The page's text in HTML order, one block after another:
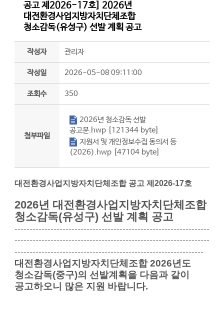
공고 제2026-17호] 2026년
대전환경사업지방자치단체조합
청소감독(유성구) 선발 계획 공고
작성자 관리자
작성일 2026-05-08 09:11:00
조회수 350
첨부파일
첨부파일
2026년 청소감독 선발
공고문.hwp [121344 byte]
첨부파일
지원서 및 개인정보수집 동의서 등
(2026).hwp [47104 byte]
대전환경사업지방자치단체조합 공고 제2026-17호
2026년 대전환경사업지방자치단체조합
청소감독(유성구) 선발 계획 공고
-----------------------------------------------------------------
-----------------------------------------------------------------
---------------------------------------------------------------
대 전환경사업지방자치단체조합2026년도
청소감독(중구)의 선발계획을 다음과 같이
공고하오니 많은 지원 바랍니다.